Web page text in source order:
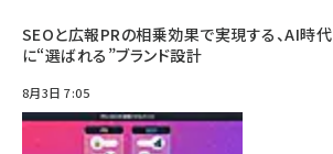
SEOと広報PRの相乗効果で実現する、AI時代
に“選ばれる”ブランド設計
8月3日 7:05